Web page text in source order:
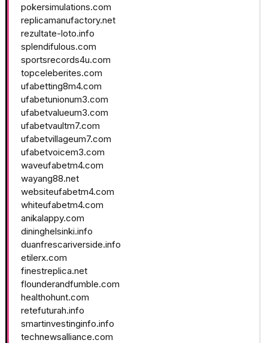
pokersimulations.com
replicamanufactory.net
rezultate-loto.info
splendifulous.com
sportsrecords4u.com
topceleberites.com
ufabetting8m4.com
ufabetunionum3.com
ufabetvalueum3.com
ufabetvaultm7.com
ufabetvillageum7.com
ufabetvoicem3.com
waveufabetm4.com
wayang88.net
websiteufabetm4.com
whiteufabetm4.com
anikalappy.com
dininghelsinki.info
duanfrescariverside.info
etilerx.com
finestreplica.net
flounderandfumble.com
healthohunt.com
retefuturah.info
smartinvestinginfo.info
technewsalliance.com